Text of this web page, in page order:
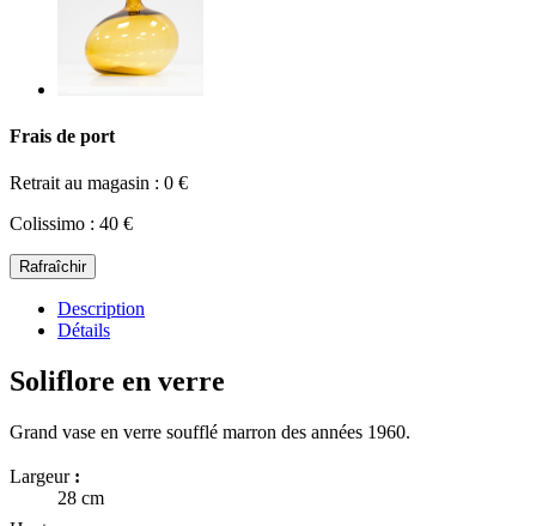
Frais de port
Retrait au magasin : 0 €
Colissimo : 40 €
Description
Détails
Soliflore en verre
Grand vase en verre soufflé marron des années 1960.
Largeur :
28 cm